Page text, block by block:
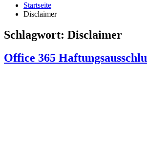
Startseite
Disclaimer
Schlagwort: Disclaimer
Office 365